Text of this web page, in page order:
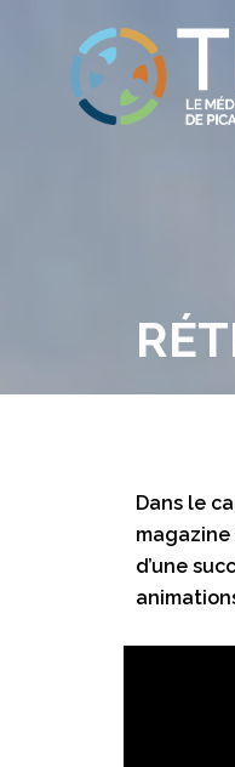
Dans le
d’une